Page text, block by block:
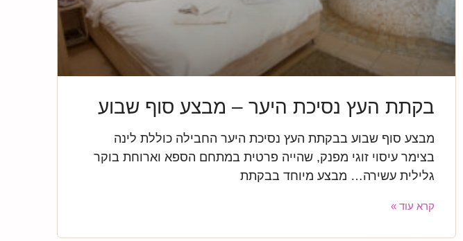
בקתת העץ נסיכת היער – מבצע סוף שבוע
מבצע סוף שבוע בבקתת העץ נסיכת היער החבילה כוללת לינה
בצימר עיסוי זוגי מפנק, שהייה פרטית במתחם הספא וארוחת בוקר
גלילית עשירה… מבצע מיוחד בבקתת
קרא עוד »